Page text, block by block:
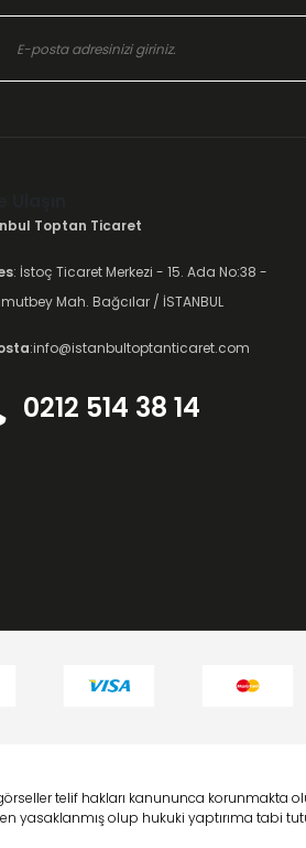
Toptan Ticaret
: İstoç Ticaret Merkezi - 15. Ada No:38 -
Mah. Bağcılar / İSTANBUL
:info@istanbultoptanticaret.com
0212 514 38 14
telif hakları kanununca korunmakta
yasaklanmış olup hukuki yaptırıma tabi